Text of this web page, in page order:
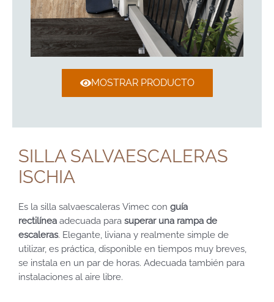
MOSTRAR PRODUCTO
SILLA SALVAESCALERAS
ISCHIA
Es la silla salvaescaleras Vimec con guía
rectilínea adecuada para superar una rampa de
escaleras. Elegante, liviana y realmente simple de
utilizar, es práctica, disponible en tiempos muy breves,
se instala en un par de horas. Adecuada también para
instalaciones al aire libre.